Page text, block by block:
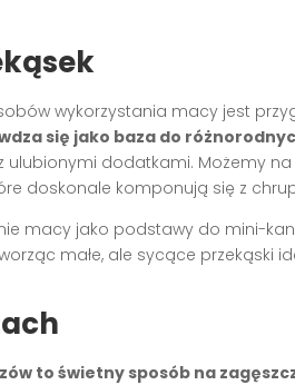
wykorzystania macy jest
się jako baza do
ulubionymi dodatkami. Możemy
doskonale komponują się z
macy jako podstawy do mini-
małe, ale sycące przekąski
to świetny sposób na